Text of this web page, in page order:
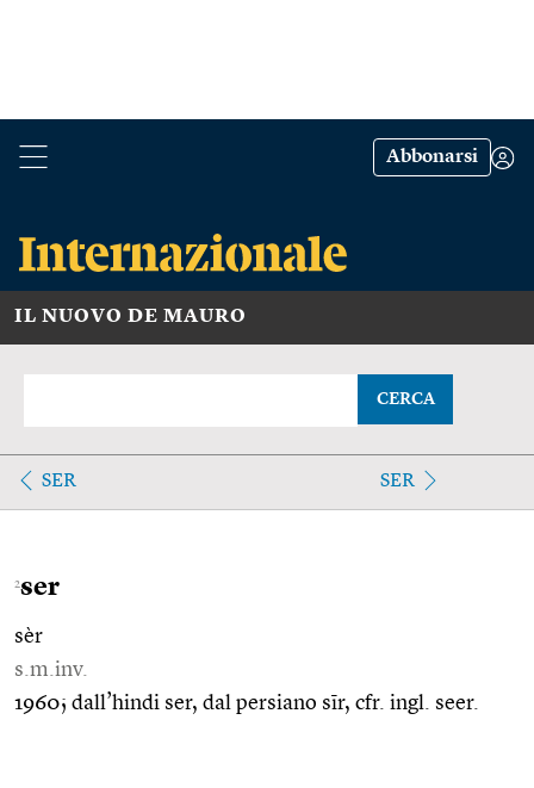
Abbonarsi
IL NUOVO DE MAURO
CERCA
SER SER
2ser
sèr
s.m.inv.
1960; dall’hindi ser, dal persiano sīr, cfr. ingl. seer.